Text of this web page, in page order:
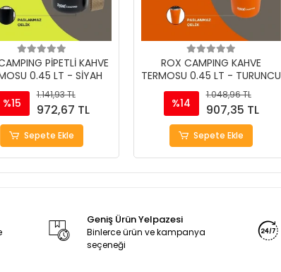
PİPETLİ KAHVE
0.45 LT - SİYAH
%15
1.141,93 TL
972,67 TL
Sepete Ekle
ROX CAMPING KAHVE
TERMOSU 0.45 LT - TURUNCU
%14
1.048,96 TL
907,35 TL
Sepete Ekle
Geniş Ürün Yelpazesi
Binlerce ürün ve kampanya
seçeneği